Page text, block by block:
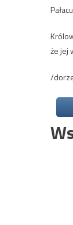
że jej
/